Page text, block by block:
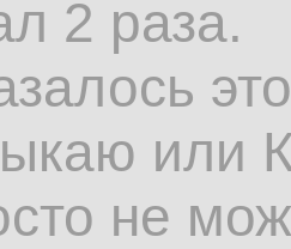
а
2 раза.
или
не